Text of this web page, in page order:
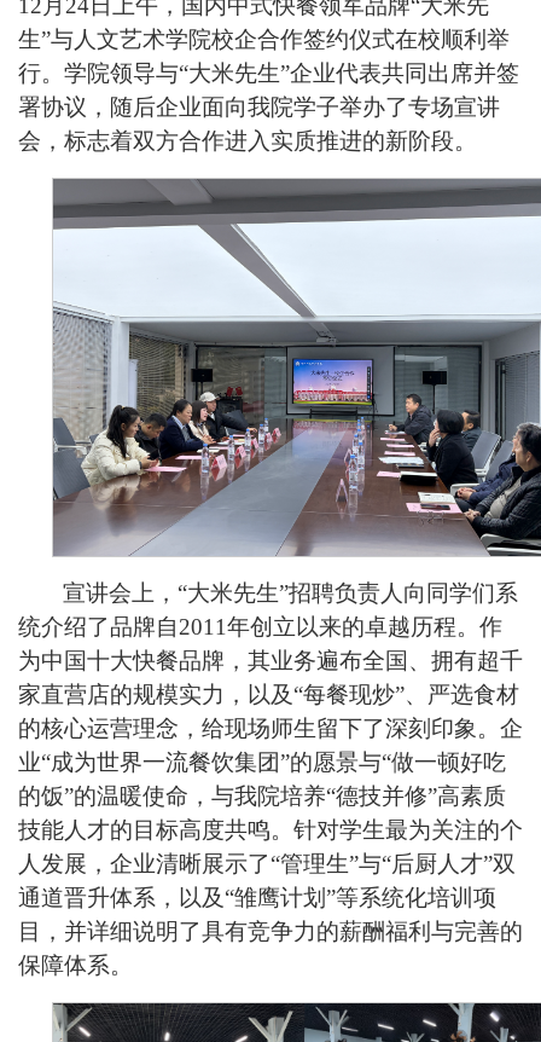
12月24日上午 ，国内中式快餐领军品牌“大米先
生”与人文艺术学院校企合作签约仪式在校顺利举
行。学院领导与“大米先生”企业代表共同出席并签
署协议，随后企业面向我院学子举办了专场宣讲
会，标志着双方合作进入实质推进的新阶段。
宣讲会上，“大米先生”招聘负责人向同学们系
统介绍了品牌自2011年创立以来的卓越历程。作
为中国十大快餐品牌，其业务遍布全国、拥有超千
家直营店的规模实力，以及“每餐现炒”、严选食材
的核心运营理念，给现场师生留下了深刻印象。企
业“成为世界一流餐饮集团”的愿景与“做一顿好吃
的饭”的温暖使命，与我院培养“德技并修”高素质
技能人才的目标高度共鸣。针对学生最为关注的个
人发展，企业清晰展示了“管理生”与“后厨人才”双
通道晋升体系，以及“雏鹰计划”等系统化培训项
目，并详细说明了具有竞争力的薪酬福利与完善的
保障体系。